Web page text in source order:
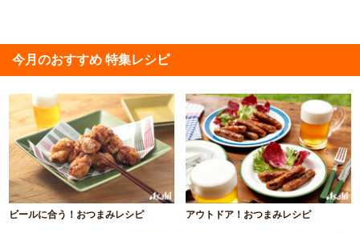
今月のおすすめ 特集レシピ
ビールに合う！おつまみレシピ アウトドア！おつまみレシピ